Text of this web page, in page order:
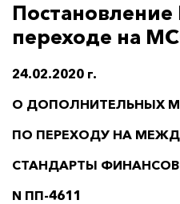
переходе на
24.02.2020 г.
О ДОПОЛНИТЕЛЬНЫХ
ПО ПЕРЕХОДУ НА
СТАНДАРТЫ
N ПП-4611